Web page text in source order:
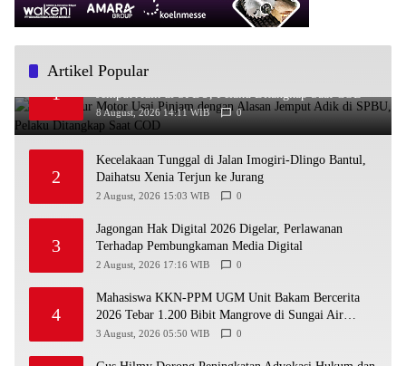
Artikel Popular
1
Bawa Kabur Motor Usai Pinjam dengan Alasan
Jemput Adik di SPBU, Pelaku Ditangkap Saat COD
8 August, 2026 14:11 WIB 0
2
Kecelakaan Tunggal di Jalan Imogiri-Dlingo Bantul,
Daihatsu Xenia Terjun ke Jurang
2 August, 2026 15:03 WIB 0
3
Jagongan Hak Digital 2026 Digelar, Perlawanan
Terhadap Pembungkaman Media Digital
2 August, 2026 17:16 WIB 0
4
Mahasiswa KKN-PPM UGM Unit Bakam Bercerita
2026 Tebar 1.200 Bibit Mangrove di Sungai Air
Layang
3 August, 2026 05:50 WIB 0